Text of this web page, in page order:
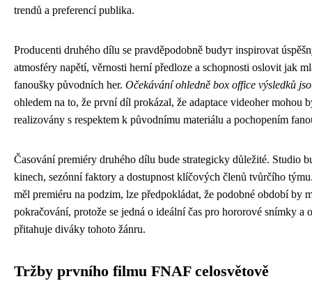
trendů a preferencí publika.
Producenti druhého dílu se pravděpodobně budут inspirovat
atmosféry napětí, věrnosti herní předloze a schopnosti oslovit jak
fanoušky původních her. Očekávání ohledně box office výsledků
ohledem na to, že první díl prokázal, že adaptace videoher mohou
realizovány s respektem k původnímu materiálu a pochopením
Časování premiéry druhého dílu bude strategicky důležité. Studio
kinech, sezónní faktory a dostupnost klíčových členů tvůrčího
měl premiéru na podzim, lze předpokládat, že podobné období by
pokračování, protože se jedná o ideální čas pro hororové snímky a
přitahuje diváky tohoto žánru.
Tržby prvního filmu FNAF celosvětově